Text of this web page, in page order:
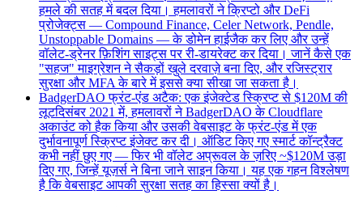
हमले की सतह में बदल दिया। हमलावरों ने क्रिप्टो और DeFi
प्रोजेक्ट्स — Compound Finance, Celer Network, Pendle,
Unstoppable Domains — के डोमेन हाईजैक कर लिए और उन्हें
वॉलेट-ड्रेनर फ़िशिंग साइट्स पर री-डायरेक्ट कर दिया। जानें कैसे एक
"सहज" माइग्रेशन ने सैकड़ों खुले दरवाज़े बना दिए, और रजिस्ट्रार
सुरक्षा और MFA के बारे में इससे क्या सीखा जा सकता है।
BadgerDAO फ्रंट-एंड अटैक: एक इंजेक्टेड स्क्रिप्ट से $120M की
लूटदिसंबर 2021 में, हमलावरों ने BadgerDAO के Cloudflare
अकाउंट को हैक किया और उसकी वेबसाइट के फ्रंट-एंड में एक
दुर्भावनापूर्ण स्क्रिप्ट इंजेक्ट कर दी। ऑडिट किए गए स्मार्ट कॉन्ट्रैक्ट
कभी नहीं छुए गए — फिर भी वॉलेट अप्रूवल के ज़रिए ~$120M उड़ा
दिए गए, जिन्हें यूज़र्स ने बिना जाने साइन किया। यह एक गहन विश्लेषण
है कि वेबसाइट आपकी सुरक्षा सतह का हिस्सा क्यों है।